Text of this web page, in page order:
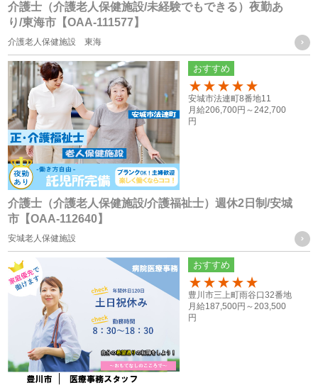
応募者の方の個人情報
・採用活動における各種の告知や連絡（電話、メール、郵
送、ファックス送信等）のため
・採用応募者への当社グループ各社の事業やその職務等に関
する各種情報を提供するため
・採用応募者の管理及び本人確認を行うため
お取引様に関する個人情報
・当社グループ会社におけるサービスの提供、ご連絡、各種
打ち合わせのため
・各種お問合せ及びご要望事項への対応の為
共同利用する個人情報の取得方法
従業員や登録スタッフの方の個人情報
・入社時又は登録時にお預かりした履歴書や入社手続きに必
要なその他の書類、お問い合わせフォーム、メール、口頭
（電話等）、その他書面による取得
応募者の方への個人情報
介護士（介護老人保健施設/未経験でもできる）夜勤あ
り/東海市【OAA-111577】
介護老人保健施設 東海
介護士（介護老人保健施設/介護福祉士）週休2日制/安城
市【OAA-112640】
安城老人保健施設
おすすめ
100
安城市法連町8番地11
月給206,700円～242,700
円
おすすめ
100
豊川市三上町雨谷口32番地
月給187,500円～203,500
円